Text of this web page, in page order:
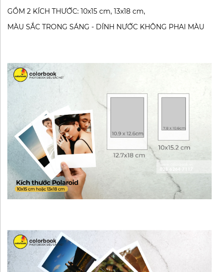
GỒM 2 KÍCH THƯỚC: 10x15 cm, 13x18 cm,
MÀU SẮC TRONG SÁNG - DÍNH NƯỚC KHÔNG PHAI MÀU